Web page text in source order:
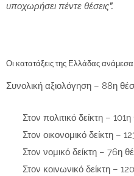
υποχωρήσει πέντε θέσεις”.
Οι κατατάξεις της Ελλάδας
Συνολική αξιολόγηση – 88η
Στον πολιτικό δείκτη –
Στον οικονομικό δείκτη –
Στον νομικό δείκτη – 76η
Στον κοινωνικό δείκτη –